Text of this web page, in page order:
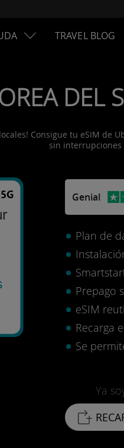
TRAVEL BLOG
DEL
Consigue tu eSIM
sin interrupciones
Genial
Plan de
Prepago
eSIM
Recarga
Se
Ya